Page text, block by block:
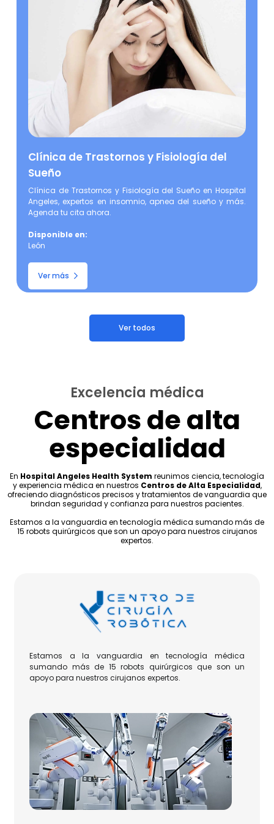
Clínica de Trastornos y Fisiología del
Sueño
Clínica de Trastornos y Fisiología del Sueño en Hospital
Angeles, expertos en insomnio, apnea del sueño y más.
Agenda tu cita ahora.
Disponible en:
León
Ver más
Ver todos
Excelencia médica
Centros de alta
especialidad
En Hospital Angeles Health System reunimos ciencia, tecnología
y experiencia médica en nuestros Centros de Alta Especialidad,
ofreciendo diagnósticos precisos y tratamientos de vanguardia que
brindan seguridad y confianza para nuestros pacientes.
Estamos a la vanguardia en tecnología médica sumando más de
15 robots quirúrgicos que son un apoyo para nuestros cirujanos
expertos.
Estamos a la vanguardia en tecnología médica
sumando más de 15 robots quirúrgicos que son un
apoyo para nuestros cirujanos expertos.